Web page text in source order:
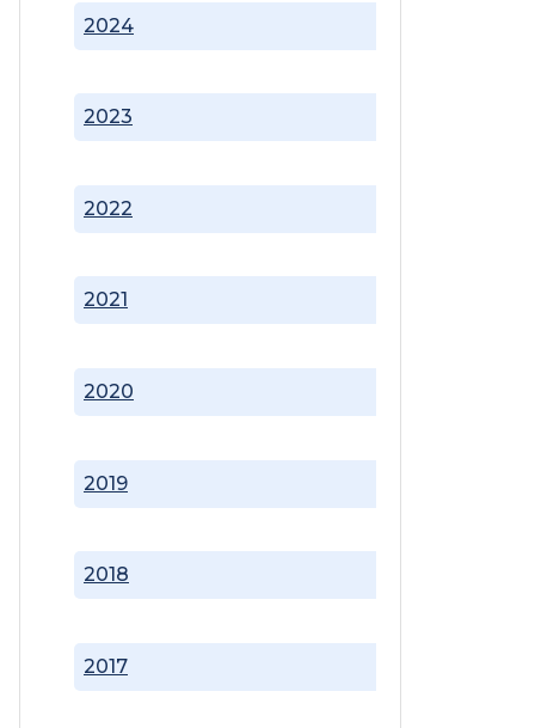
2017
2018
2019
2020
2021
2022
2023
2024